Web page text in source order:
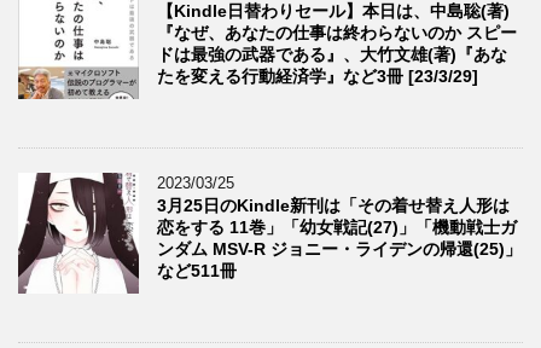
【Kindle日替わりセール】本日は、中島聡(著)
『なぜ、あなたの仕事は終わらないのか スピー
ドは最強の武器である』、大竹文雄(著)『あな
たを変える行動経済学』など3冊 [23/3/29]
2023/03/25
3月25日のKindle新刊は「その着せ替え人形は
恋をする 11巻」「幼女戦記(27)」「機動戦士ガ
ンダム MSV-R ジョニー・ライデンの帰還(25)」
など511冊